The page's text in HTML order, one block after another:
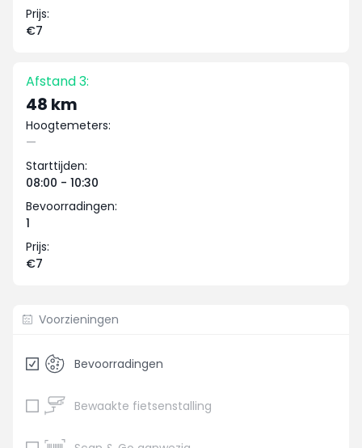
Prijs:
€7
Afstand 3:
48 km
Hoogtemeters:
—
Starttijden:
08:00 - 10:30
Bevoorradingen:
1
Prijs:
€7
Voorzieningen
Bevoorradingen
Bewaakte fietsenstalling